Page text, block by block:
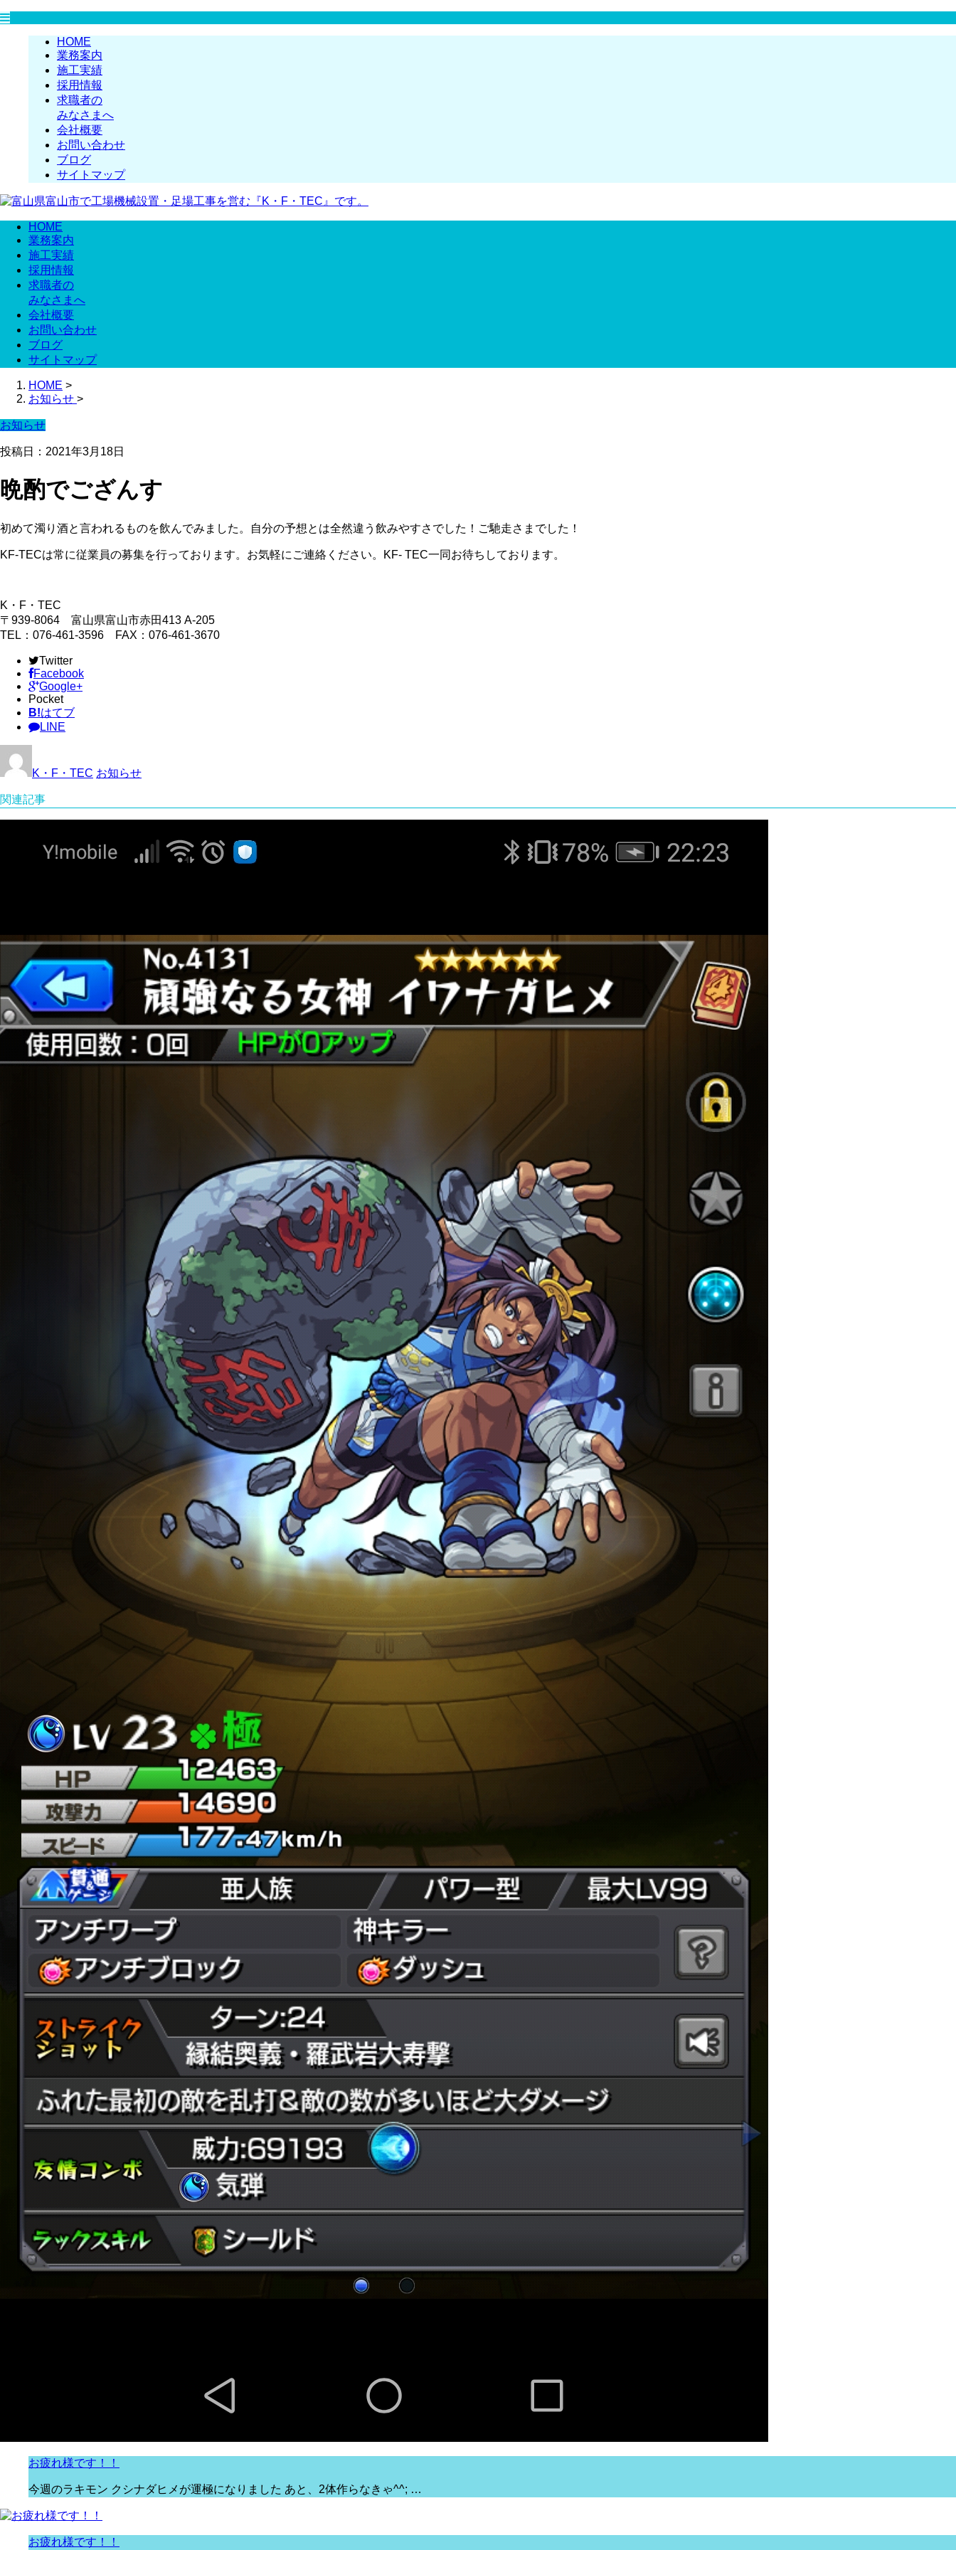
HOME
業務案内
施工実績
採用情報
求職者の
みなさまへ
会社概要
お問い合わせ
ブログ
サイトマップ
HOME
業務案内
施工実績
採用情報
求職者の
みなさまへ
会社概要
お問い合わせ
ブログ
サイトマップ
HOME >
お知らせ >
お知らせ
投稿日：2021年3月18日
晩酌でござんす
初めて濁り酒と言われるものを飲んでみました。自分の予想とは全然違う飲みやすさでした！ご馳走さまでした！
KF-TECは常に従業員の募集を行っております。お気軽にご連絡ください。KF- TEC一同お待ちしております。
K・F・TEC
〒939-8064 富山県富山市赤田413 A-205
TEL：076-461-3596 FAX：076-461-3670
Twitter
Facebook
Google+
Pocket
B!はてブ
LINE
K・F・TEC お知らせ
関連記事
お疲れ様です！！
今週のラキモン クシナダヒメが運極になりました あと、2体作らなきゃ^^; …
お疲れ様です！！